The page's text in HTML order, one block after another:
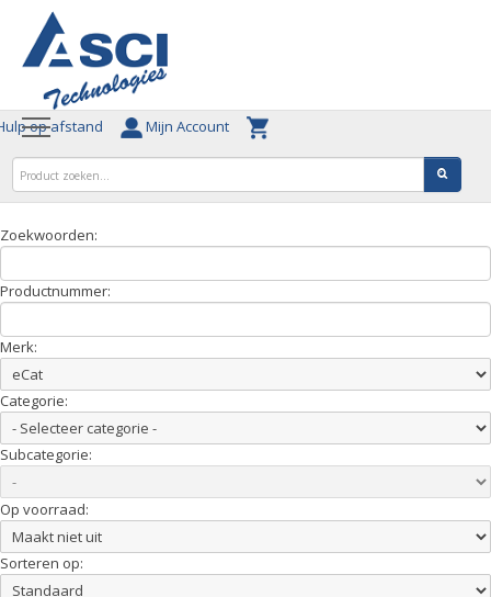
op afstand Mijn Account
Zoekwoorden:
Productnummer:
Merk:
Categorie:
Subcategorie:
Op voorraad:
Sorteren op: